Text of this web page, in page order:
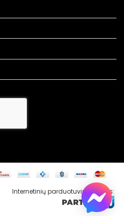
Internetinių parduotuvių kūrimas: